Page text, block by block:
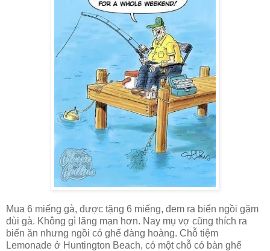
Mua 6 miếng gà, được tặng 6 miếng, đem ra biển ngồi gặm
đùi gà. Không gì lãng mạn hơn. Nay mụ vợ cũng thích ra
biển ăn nhưng ngồi có ghế đàng hoàng. Chỗ tiệm
Lemonade ở Huntington Beach, có một chỗ có bàn ghế